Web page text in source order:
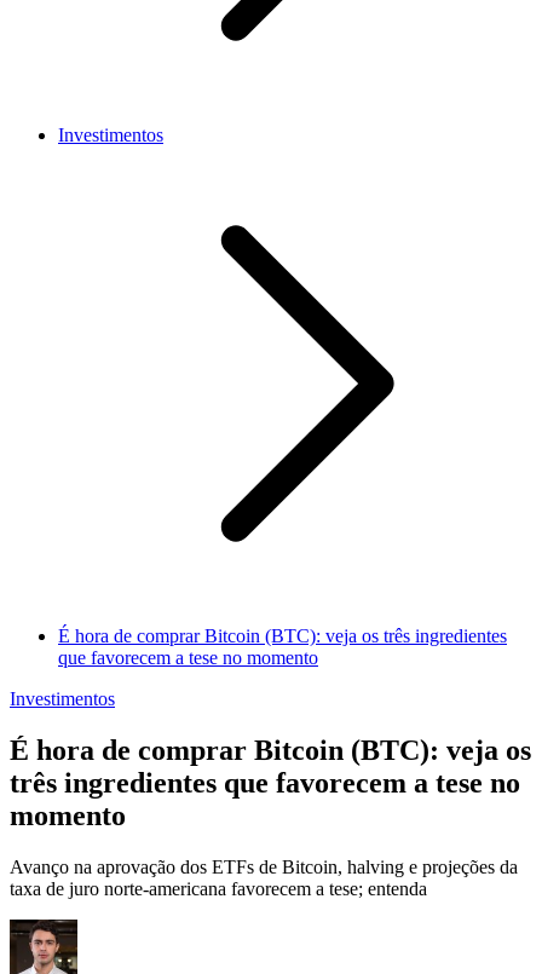
Investimentos
É hora de comprar Bitcoin (BTC): veja os três ingredientes
que favorecem a tese no momento
Investimentos
É hora de comprar Bitcoin (BTC): veja os
três ingredientes que favorecem a tese no
momento
Avanço na aprovação dos ETFs de Bitcoin, halving e projeções da
taxa de juro norte-americana favorecem a tese; entenda